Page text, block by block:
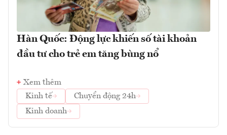
Hàn Quốc: Động lực khiến số tài khoản
đầu tư cho trẻ em tăng bùng nổ
Xem thêm
Kinh tế
Chuyển động 24h
Kinh doanh